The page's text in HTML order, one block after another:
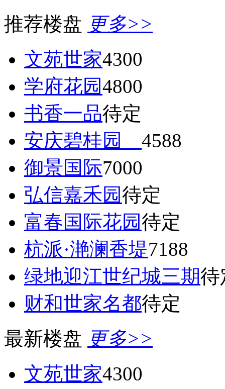
推荐楼盘 更多>>
文苑世家4300
学府花园4800
书香一品待定
安庆碧桂园 4588
御景国际7000
弘信嘉禾园待定
富春国际花园待定
杭派·滟澜香堤7188
绿地迎江世纪城三期待
财和世家名都待定
最新楼盘 更多>>
文苑世家4300